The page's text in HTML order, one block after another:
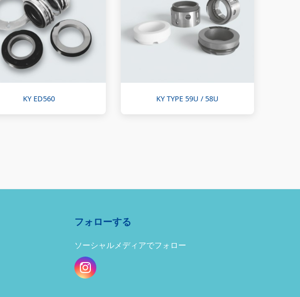
KY ED560 KY TYPE 59U / 58U
フォローする
ソーシャルメディアでフォロー